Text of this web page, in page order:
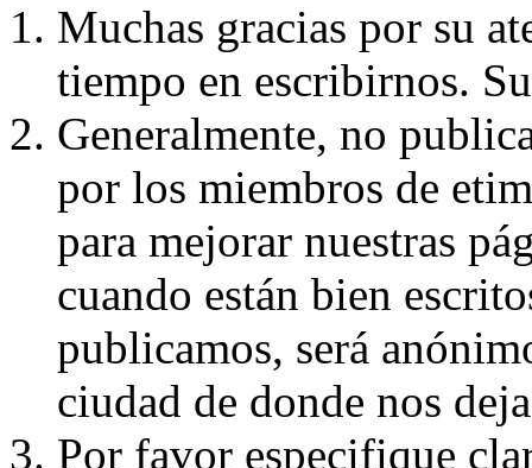
Muchas gracias por su
tiempo en escribirnos.
Generalmente, no
por los miembros de
para mejorar nuestras
cuando están bien
publicamos, será
ciudad de donde nos
Por favor especifique